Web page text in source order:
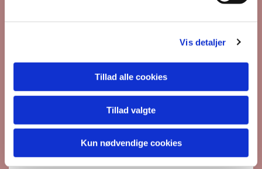
Vis detaljer
Tillad alle cookies
Tillad valgte
Kun nødvendige cookies